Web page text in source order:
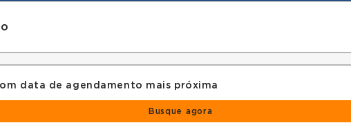
data de agendamento mais próxima
Busque agora